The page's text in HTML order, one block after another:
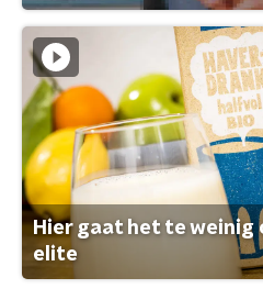
Hier gaat het te weinig
elite